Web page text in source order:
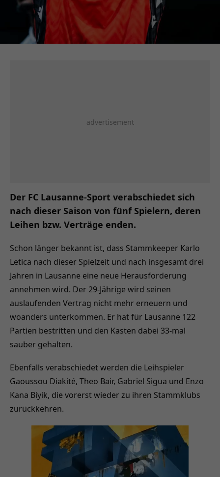
Der FC Lausanne-Sport verabschiedet sich
nach dieser Saison von fünf Spielern, deren
Leihen bzw. Verträge enden.
Schon länger bekannt ist, dass Stammkeeper Karlo
Letica nach dieser Spielzeit und nach insgesamt drei
Jahren in Lausanne eine neue Herausforderung
annehmen wird. Der 29-Jährige wird seinen
auslaufenden Vertrag nicht mehr erneuern und
woanders unterkommen. Er hat für Lausanne 122
Partien bestritten und den Kasten dabei 33-mal
sauber gehalten.
Ebenfalls verabschiedet werden die Leihspieler
Gaoussou Diakité, Theo Bair, Gabriel Sigua und Enzo
Kana Biyik, die vorerst wieder zu ihren Stammklubs
zurückkehren.